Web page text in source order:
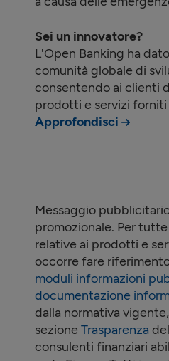
Sei un innovatore?
L'Open Banking ha
comunità globale di
consentendo ai clienti
prodotti e servizi
Approfondisci
Messaggio
promozionale. Per
relative ai prodotti e
occorre fare
moduli informazioni
documentazione
dalla normativa
sezioneTrasparenza
consulenti finanziari